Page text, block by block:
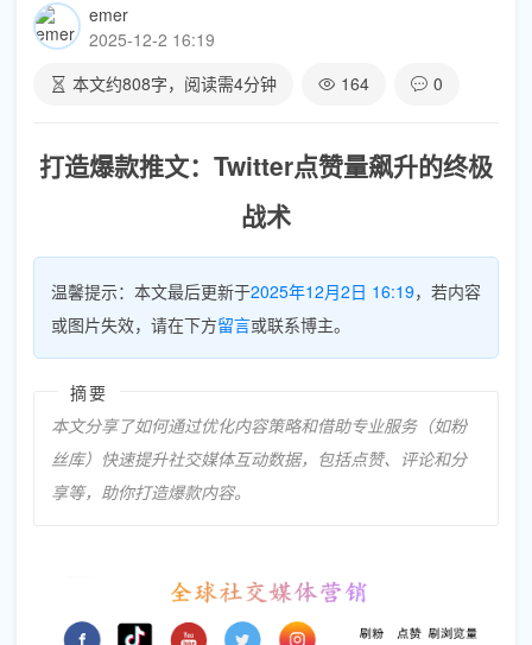
emer
2025-12-2 16:19
本文约808字，阅读需4分钟 164 0
打造爆款推文：Twitter点赞量飙升的终极
战术
温馨提示：本文最后更新于2025年12月2日 16:19，若内容
或图片失效，请在下方留言或联系博主。
摘要
本文分享了如何通过优化内容策略和借助专业服务（如粉
丝库）快速提升社交媒体互动数据，包括点赞、评论和分
享等，助你打造爆款内容。